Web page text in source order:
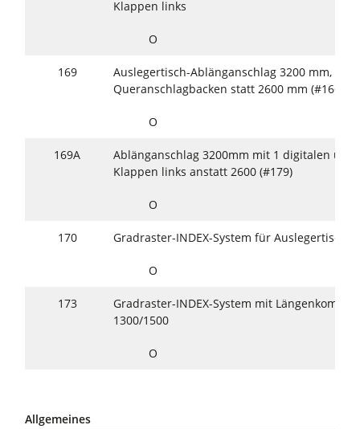
Klappen links
O
169
Auslegertisch-Ablänganschlag 3200 mm,
Queranschlagbacken statt 2600 mm (#166/
O
169A
Ablänganschlag 3200mm mit 1 digitalen und
Klappen links anstatt 2600 (#179)
O
170 Gradraster-INDEX-System für Auslegertisch-
O
173
Gradraster-INDEX-System mit
1300/1500
O
Allgemeines